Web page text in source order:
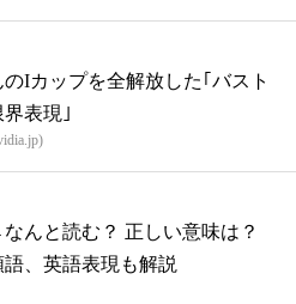
Iカップを全解放した｢バスト
界表現｣
んと読む？ 正しい意味は？
、英語表現も解説